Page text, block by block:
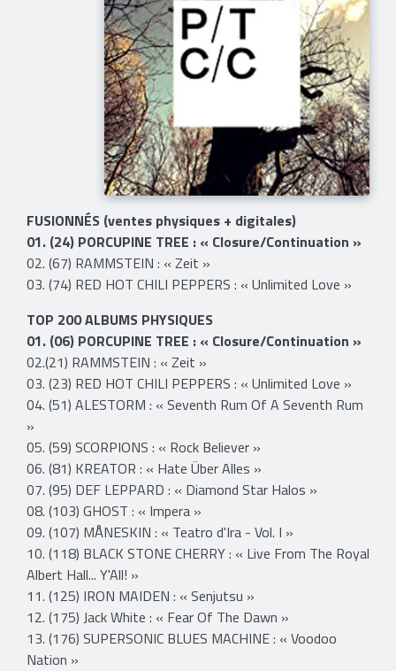
FUSIONNÉS (ventes physiques + digitales)
01. (24) PORCUPINE TREE : « Closure/Continuation »
02. (67) RAMMSTEIN : « Zeit »
03. (74) RED HOT CHILI PEPPERS : « Unlimited Love »
TOP 200 ALBUMS PHYSIQUES
01. (06) PORCUPINE TREE : « Closure/Continuation »
02.(21) RAMMSTEIN : « Zeit »
03. (23) RED HOT CHILI PEPPERS : « Unlimited Love »
04. (51) ALESTORM : « Seventh Rum Of A Seventh Rum
»
05. (59) SCORPIONS : « Rock Believer »
06. (81) KREATOR : « Hate Über Alles »
07. (95) DEF LEPPARD : « Diamond Star Halos »
08. (103) GHOST : « Impera »
09. (107) MÅNESKIN : « Teatro d'Ira - Vol. I »
10. (118) BLACK STONE CHERRY : « Live From The Royal
Albert Hall... Y'All! »
11. (125) IRON MAIDEN : « Senjutsu »
12. (175) Jack White : « Fear Of The Dawn »
13. (176) SUPERSONIC BLUES MACHINE : « Voodoo
Nation »